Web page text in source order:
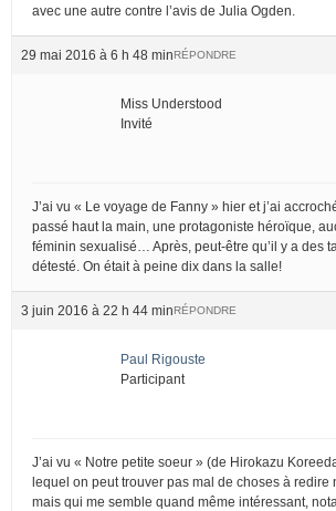
avec une autre contre l’avis de Julia Ogden.
29 mai 2016 à 6 h 48 minRÉPONDRE
Miss Understood
Invité
J’ai vu « Le voyage de Fanny » hier et j’ai
passé haut la main, une protagoniste héroïque,
féminin sexualisé… Après, peut-être qu’il y a des
détesté. On était à peine dix dans la salle!
3 juin 2016 à 22 h 44 minRÉPONDRE
Paul Rigouste
Participant
J’ai vu « Notre petite soeur » (de Hirokazu
lequel on peut trouver pas mal de choses à redire
mais qui me semble quand même intéressant,